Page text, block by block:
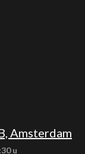
Amsterdam
u